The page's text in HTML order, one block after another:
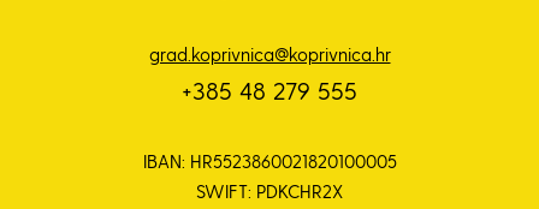
grad.koprivnica@koprivnica.hr
+385 48 279 555
IBAN: HR5523860021820100005
SWIFT: PDKCHR2X